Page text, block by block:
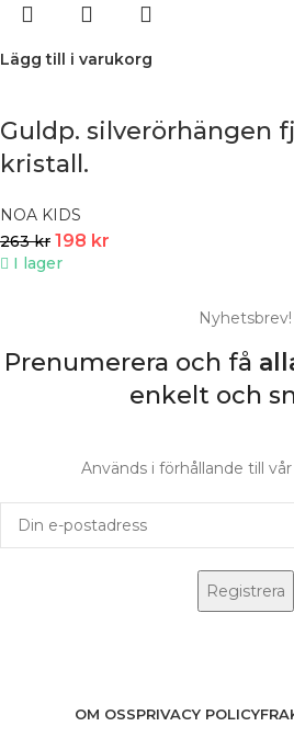
Lägg till i varukorg
Guldp. silverörhängen
kristall.
NOA KIDS
263kr 198 kr
I lager
Nyhetsbrev!
Prenumerera och få
enkelt och
Används i förhållande till vår
OM OSSPRIVACY POLICY